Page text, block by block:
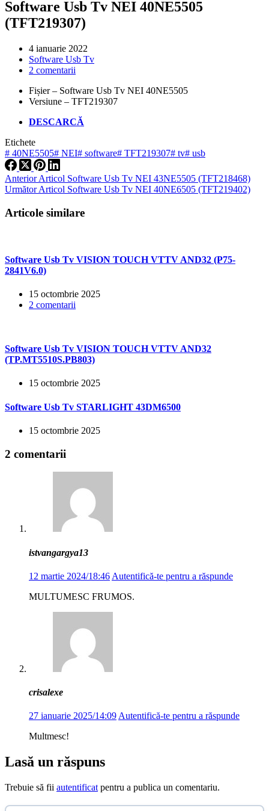
Software Usb Tv NEI 40NE5505
(TFT219307)
4 ianuarie 2022
Software Usb Tv
2 comentarii
Fișier – Software Usb Tv NEI 40NE5505
Versiune – TFT219307
DESCARCĂ
Etichete
# 40NE5505# NEI# software# TFT219307# tv# usb
AnteriorArticol Software Usb Tv NEI 43NE5505 (TFT218468)
UrmătorArticol Software Usb Tv NEI 40NE6505 (TFT219402)
Articole similare
Software Usb Tv VISION TOUCH VTTV AND32 (P75-
2841V6.0)
15 octombrie 2025
2 comentarii
Software Usb Tv VISION TOUCH VTTV AND32
(TP.MT5510S.PB803)
15 octombrie 2025
Software Usb Tv STARLIGHT 43DM6500
15 octombrie 2025
2 comentarii
istvangargya13
12 martie 2024/18:46 Autentifică-te pentru a răspunde
MULTUMESC FRUMOS.
crisalexe
27 ianuarie 2025/14:09Autentifică-te pentru a răspunde
Multmesc!
Lasă un răspuns
Trebuie să fii autentificat pentru a publica un comentariu.